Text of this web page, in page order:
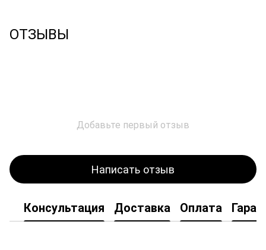
ОТЗЫВЫ
Добавьте первый отзыв
Написать отзыв
Консультация Доставка Оплата